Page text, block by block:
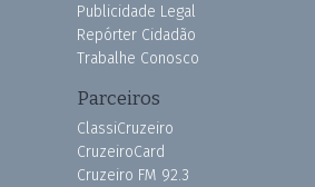
Publicidade Legal
Repórter Cidadão
Trabalhe Conosco
Parceiros
ClassiCruzeiro
CruzeiroCard
Cruzeiro FM 92.3